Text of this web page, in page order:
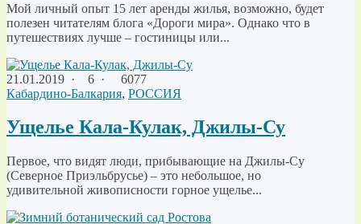
Мой личный опыт 15 лет аренды жилья, возможно, будет
полезен читателям блога «Дороги мира». Однако что в
путешествиях лучше – гостиницы или...
21.01.2019 · 6 ·
6077
Кабардино-Балкария, РОССИЯ
Ущелье Кала-Кулак, Джилы-Су
Первое, что видят люди, прибывающие на Джилы-Су
(Северное Приэльбрусье) – это небольшое, но
удивительной живописности горное ущелье...